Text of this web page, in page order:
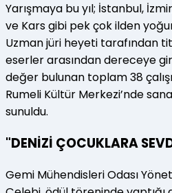
Yarışmaya bu yıl; İstanbul,
ve Kars gibi pek çok ilden
Uzman jüri heyeti tarafından
eserler arasından dereceye
değer bulunan toplam 38
Rumeli Kültür Merkezi’nde
sunuldu.
"DENİZİ ÇOCUKLARA
Gemi Mühendisleri Odası